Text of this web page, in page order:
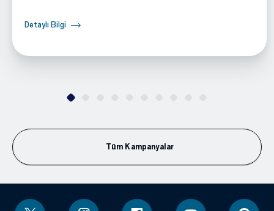
Detaylı Bilgi
Tüm Kampanyalar